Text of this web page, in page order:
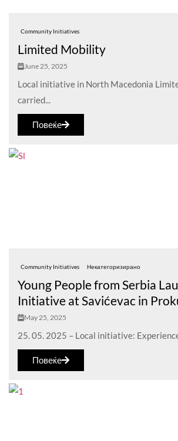
Community Initiatives
Limited Mobility
June 25, 2025
Local initiative in North Macedonia
carried...
Повеќе
Community Initiatives Некатегоризирано
Young People from Serbia
Initiative at Savićevac in
May 25, 2025
25. 05. 2025 – Local initiative:
Повеќе